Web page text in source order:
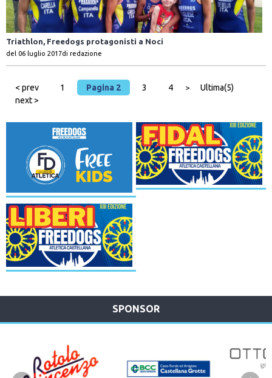
Triathlon, Freedogs protagonisti a Noci
del 06 luglio 2017di redazione
< prev 1 Pagina 2 3 4 >
Ultima(5)
next >
SPONSOR